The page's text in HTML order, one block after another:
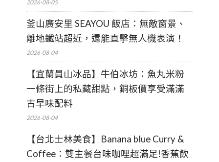
2026-08-05
釜山廣安里 SEAYOU 飯店：無敵窗景、
離地鐵站超近，還能直擊無人機表演！
2026-08-04
【宜蘭員山冰品】牛伯冰坊：魚丸米粉
一條街上的私藏甜點，銅板價享受滿滿
古早味配料
2026-08-04
【台北士林美食】Banana blue Curry &
Coffee：雙主餐台味咖哩超滿足!香蕉飲